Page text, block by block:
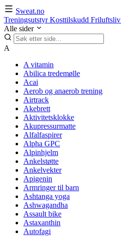
Sweat.no
TreningsutstyrKosttilskudd Friluftsliv
Alle sider
A
A vitamin
Abilica tredemølle
Acai
Aerob og anaerob trening
Airtrack
Akebrett
Aktivitetsklokke
Akupressurmatte
Alfalfaspirer
Alpha GPC
Alpinhjelm
Ankelstøtte
Ankelvekter
Apigenin
Armringer til barn
Ashtanga yoga
Ashwagandha
Assault bike
Astaxanthin
Autofagi